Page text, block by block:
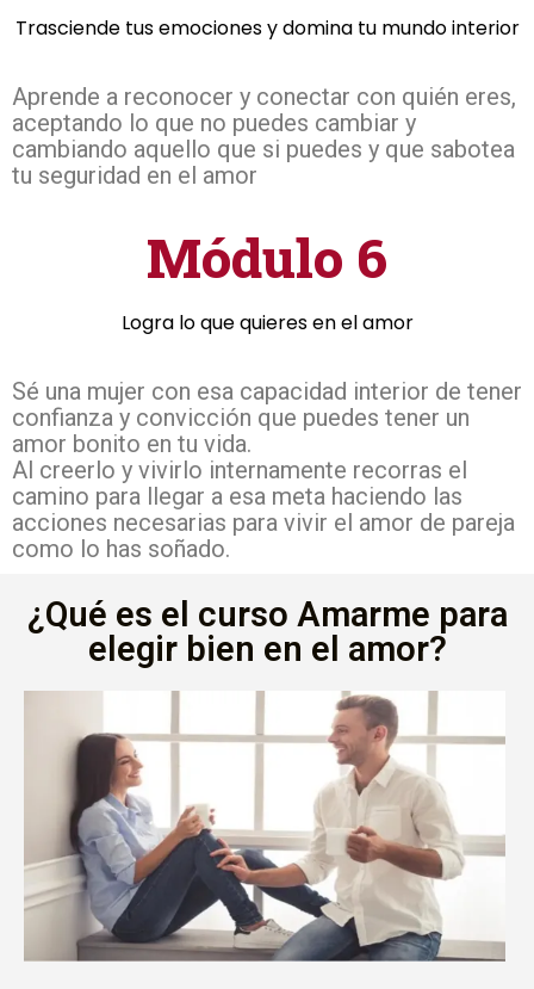
Trasciende tus emociones y domina tu mundo interior
Aprende a reconocer y conectar con quién eres,
aceptando lo que no puedes cambiar y
cambiando aquello que si puedes y que sabotea
tu seguridad en el amor
Módulo 6
Logra lo que quieres en el amor
Sé una mujer con esa capacidad interior de tener
confianza y convicción que puedes tener un
amor bonito en tu vida.
Al creerlo y vivirlo internamente recorras el
camino para llegar a esa meta haciendo las
acciones necesarias para vivir el amor de pareja
como lo has soñado.
¿Qué es el curso Amarme para
elegir bien en el amor?